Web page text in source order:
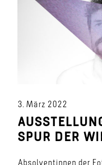
3. März 2022
SPUR DER
Absolventinnen der